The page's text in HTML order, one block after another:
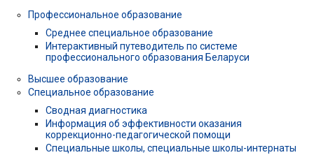
Профессиональное образование
Среднее специальное образование
Интерактивный путеводитель по системе
профессионального образования Беларуси
Высшее образование
Специальное образование
Сводная диагностика
Информация об эффективности оказания
коррекционно-педагогической помощи
Специальные школы, специальные школы-интернаты